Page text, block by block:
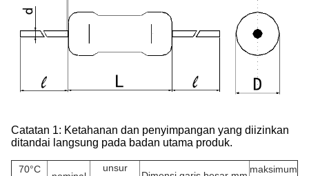
Catatan 1: Ketahanan dan penyimpangan yang diizinkan
ditandai langsung pada badan utama produk.
70°C
unsur
maksimum